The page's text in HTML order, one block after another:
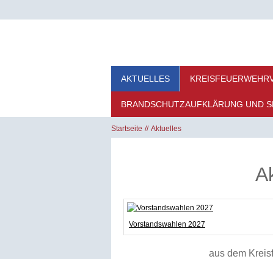
AKTUELLES
BRANDSCHUTZAUFKLÄRUNG UND
Startseite Aktuelles
Vorstandswahlen 2027
aus dem